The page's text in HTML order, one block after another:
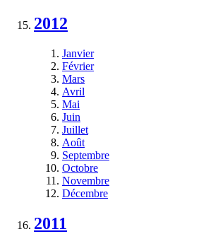
2012
Janvier
Février
Mars
Avril
Mai
Juin
Juillet
Août
Septembre
Octobre
Novembre
Décembre
2011